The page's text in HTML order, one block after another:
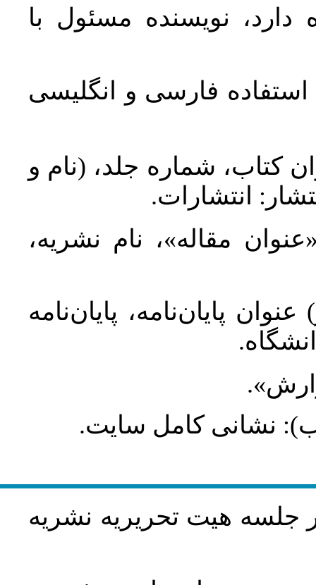
نویسنده مسئول با
استفاده فارسی و انگلیسی
کتاب، شماره جلد، (نام و
انتشارات.
مقاله»، نام نشریه،
پایان‌نامه، پایان‌نامه
نشانی کامل سایت.
جلسه هيت تحريريه نشريه